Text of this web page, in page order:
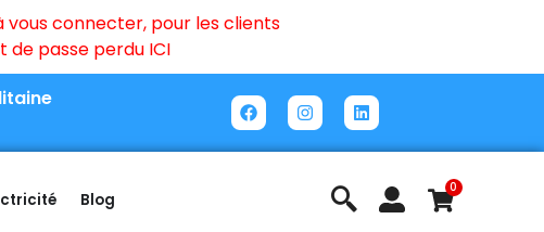
vous connecter, pour les clients
de passe perdu ICI
Blog
0